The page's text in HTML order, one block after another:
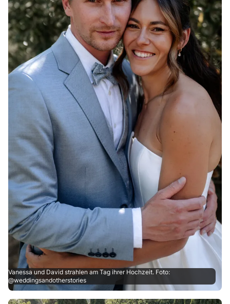
Vanessa und David strahlen am Tag ihrer Hochzeit. Foto:
@weddingsandotherstories